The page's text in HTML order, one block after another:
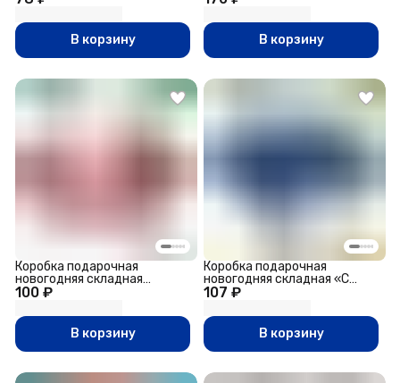
В корзину
В корзину
100 ₽
Коробка подарочная
новогодняя складная
«Счастья в Новом году»,
В корзину
107 ₽
Коробка подарочная
новогодняя складная «С
Новым годом», тиснение,
В корзину